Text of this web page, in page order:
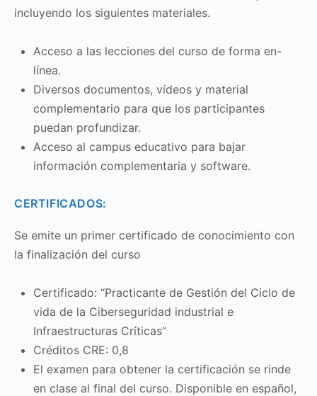
incluyendo los siguientes materiales.
Acceso a las lecciones del curso de forma en-
línea.
Diversos documentos, vídeos y material
complementario para que los participantes
puedan profundizar.
Acceso al campus educativo para bajar
información complementaria y software.
CERTIFICADOS:
Se emite un primer certificado de conocimiento con
la finalización del curso
Certificado: “Practicante de Gestión del Ciclo de
vida de la Ciberseguridad industrial e
Infraestructuras Críticas”
Créditos CRE: 0,8
El examen para obtener la certificación se rinde
en clase al final del curso. Disponible en español,